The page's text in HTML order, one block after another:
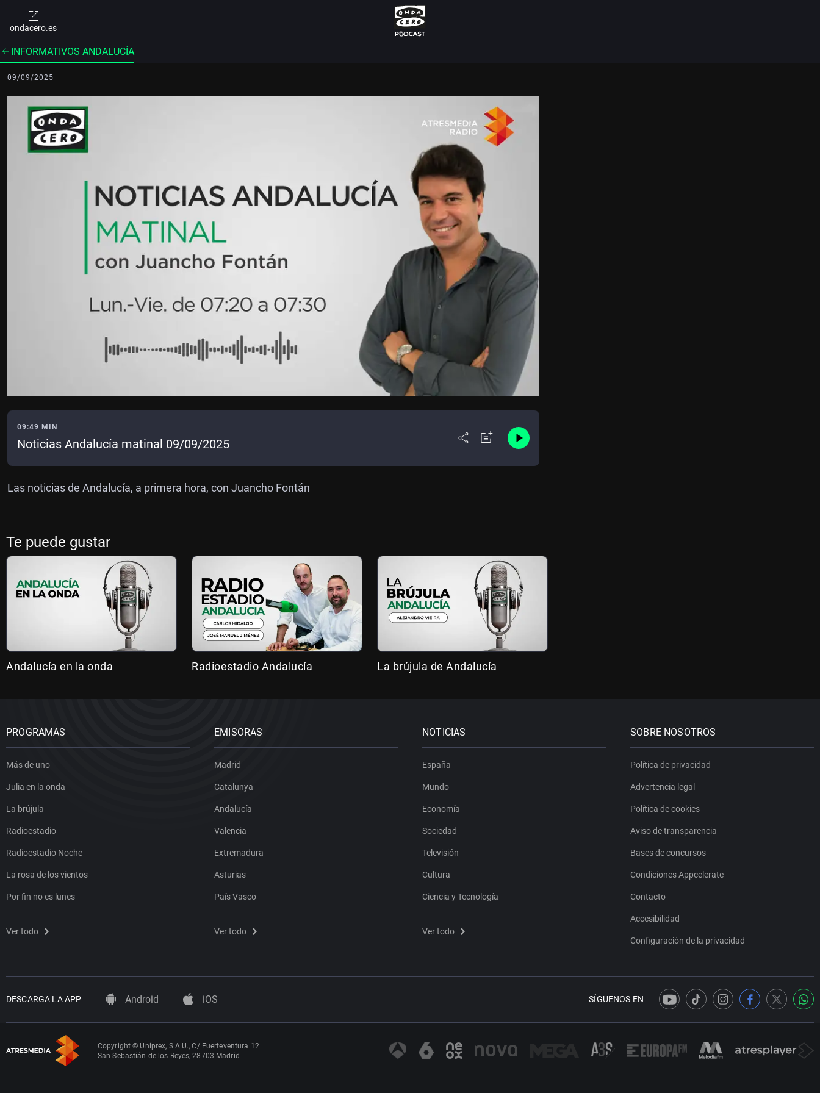
ondacero.es
INFORMATIVOS ANDALUCÍA
09/09/2025
09:49 MIN
Noticias Andalucía matinal 09/09/2025
Las noticias de Andalucía, a primera hora, con Juancho Fontán
Te puede gustar
Andalucía en la onda Radioestadio Andalucía La brújula de Andalucía
PROGRAMAS
Más de uno
Julia en la onda
La brújula
Radioestadio
Radioestadio Noche
La rosa de los vientos
Por fin no es lunes
Ver todo
EMISORAS
Madrid
Catalunya
Andalucía
Valencia
Extremadura
Asturias
País Vasco
Ver todo
NOTICIAS
España
Mundo
Economía
Sociedad
Televisión
Cultura
Ciencia y Tecnología
Ver todo
SOBRE NOSOTROS
Política de privacidad
Advertencia legal
Política de cookies
Aviso de transparencia
Bases de concursos
Condiciones Appcelerate
Contacto
Accesibilidad
Configuración de la privacidad
DESCARGA LA APP Android iOS SÍGUENOS EN
Copyright © Uniprex, S.A.U., C/ Fuerteventura 12
San Sebastián de los Reyes, 28703 Madrid